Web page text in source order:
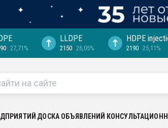
27,71%
LLDPE
2150 26,05%
HDPE
2190 25,11%
ДОСКА ОБЪЯВЛЕНИЙ